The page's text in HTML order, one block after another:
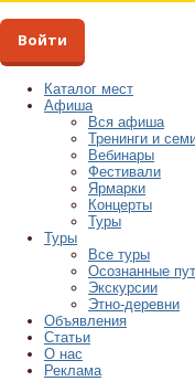
Войти
Каталог мест
Афиша
Вся афиша
Тренинги и
Вебинары
Фестивали
Ярмарки
Концерты
Туры
Туры
Все туры
Осознанные
Экскурсии
Этно-деревни
Объявления
Статьи
О нас
Реклама